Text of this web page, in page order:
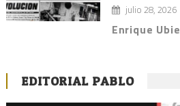
julio 28, 2026
Enrique
EDITORIAL PABLO